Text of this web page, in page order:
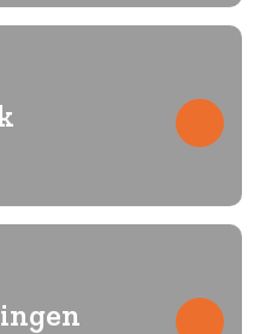
met professioneel
funderingskwaliteit en